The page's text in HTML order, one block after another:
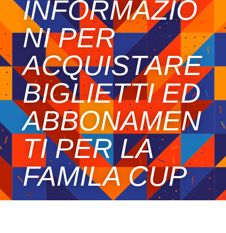
INFORMAZIO
NI PER
ACQUISTARE
BIGLIETTI ED
ABBONAMEN
TI PER LA
FAMILA CUP